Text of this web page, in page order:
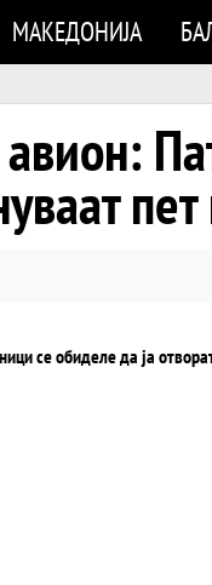
МАКЕДОНИЈА